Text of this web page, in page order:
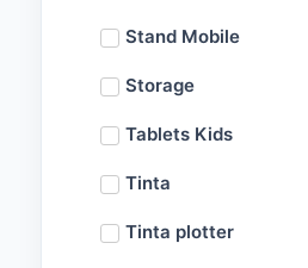
Stand Mobile
Storage
Tablets Kids
Tinta
Tinta plotter